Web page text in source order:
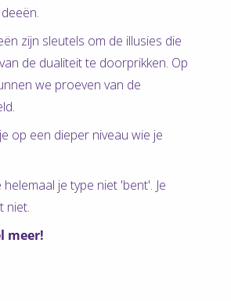
zijn sleutels om de illusies die
de dualiteit te doorprikken. Op
we proeven van de
op een dieper niveau wie je
helemaal je type niet 'bent'. Je
niet.
meer!